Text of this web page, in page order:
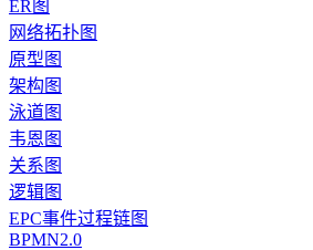
ER图
网络拓扑图
原型图
架构图
泳道图
韦恩图
关系图
逻辑图
EPC事件过程链图
BPMN2.0